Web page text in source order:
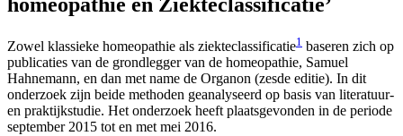
Zowel klassieke homeopathie als ziekteclassificatie1 baseren zich op
publicaties van de grondlegger van de homeopathie, Samuel
Hahnemann, en dan met name de Organon (zesde editie). In dit
onderzoek zijn beide methoden geanalyseerd op basis van literatuur-
en praktijkstudie. Het onderzoek heeft plaatsgevonden in de periode
september 2015 tot en met mei 2016.